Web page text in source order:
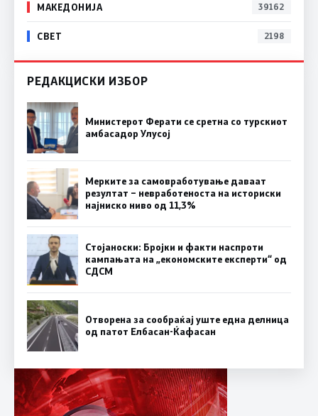
МАКЕДОНИЈА 39162
СВЕТ 2198
РЕДАКЦИСКИ ИЗБОР
Министерот Ферати се сретна со турскиот
амбасадор Улусој
Мерките за самовработување даваат
резултат – невработеноста на историски
најниско ниво од 11,3%
Стојаноски: Бројки и факти наспроти
кампањата на „економските експерти“ од
СДСM
Отворена за сообраќај уште една делница
од патот Елбасан-Ќафасан